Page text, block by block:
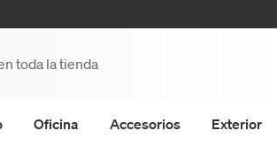
Oficina Accesorios Exterior